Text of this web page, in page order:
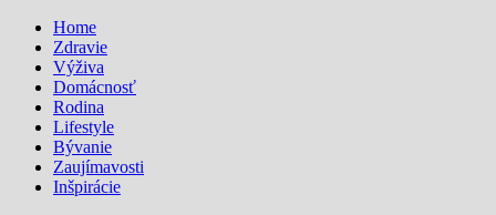
Home
Zdravie
Výživa
Domácnosť
Rodina
Lifestyle
Bývanie
Zaujímavosti
Inšpirácie